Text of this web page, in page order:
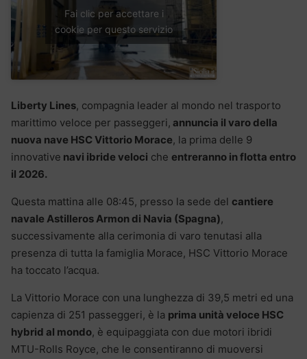
Fai clic per accettare i
cookie per questo servizio
Liberty Lines, compagnia leader al mondo nel trasporto
marittimo veloce per passeggeri, annuncia il varo della
nuova nave HSC Vittorio Morace, la prima delle 9
innovative navi ibride veloci che entreranno in flotta entro
il 2026.
Questa mattina alle 08:45, presso la sede del cantiere
navale Astilleros Armon di Navia (Spagna),
successivamente alla cerimonia di varo tenutasi alla
presenza di tutta la famiglia Morace, HSC Vittorio Morace
ha toccato l’acqua.
La Vittorio Morace con una lunghezza di 39,5 metri ed una
capienza di 251 passeggeri, è la prima unità veloce HSC
hybrid al mondo, è equipaggiata con due motori ibridi
MTU-Rolls Royce, che le consentiranno di muoversi